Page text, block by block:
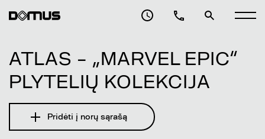
ATLAS – „MARVEL EPIC“
PLYTELIŲ KOLEKCIJA
Pridėti į norų sąrašą